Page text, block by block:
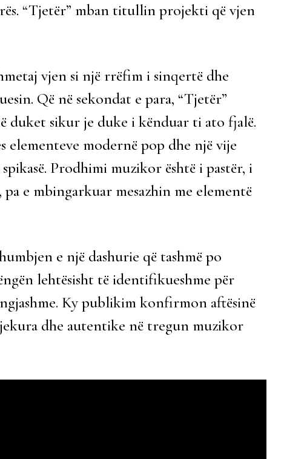
“Tjetër” mban titullin projekti që vjen
vjen si një rrëfim i sinqertë dhe
Që në sekondat e para, “Tjetër”
duket sikur je duke i kënduar ti ato fjalë.
elementeve modernë pop dhe një vije
Prodhimi muzikor është i pastër, i
e mbingarkuar mesazhin me elementë
e një dashurie që tashmë po
lehtësisht të identifikueshme për
Ky publikim konfirmon aftësinë
dhe autentike në tregun muzikor